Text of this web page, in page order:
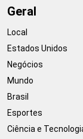
Geral
Local
Estados Unidos
Negócios
Mundo
Brasil
Esportes
Ciência e